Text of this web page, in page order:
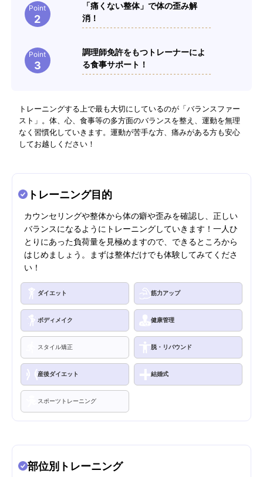
Point
2
「痛くない整体」で体の歪み解
消！
Point
3
調理師免許をもつトレーナーによ
る食事サポート！
トレーニングする上で最も大切にしているのが「バランスファー
スト」。体、心、食事等の多方面のバランスを整え、運動を無理
なく習慣化していきます。運動が苦手な方、痛みがある方も安心
してお越しください！
トレーニング目的
カウンセリングや整体から体の癖や歪みを確認し、正しい
バランスになるようにトレーニングしていきます！一人ひ
とりにあった負荷量を見極めますので、できるところから
はじめましょう。まずは整体だけでも体験してみてくださ
い！
ダイエット 筋力アップ
ボディメイク 健康管理
スタイル矯正 脱・リバウンド
産後ダイエット 結婚式
スポーツトレーニング
部位別トレーニング